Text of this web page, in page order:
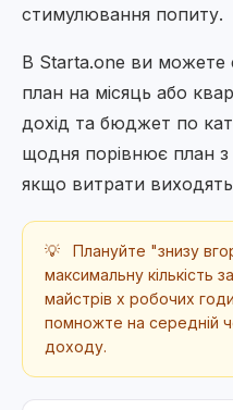
стимулювання попиту.
В Starta.one ви можете
план на місяць або
дохід та бюджет по
щодня порівнює план з
якщо витрати
💡
Плануйте "знизу
максимальну кількість
майстрів x робочих
помножте на середній
доходу.